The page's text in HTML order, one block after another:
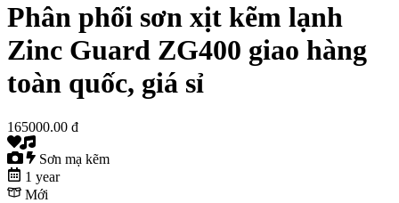
Phân phối sơn xịt kẽm lạnh
Zinc Guard ZG400 giao hàng
toàn quốc, giá sỉ
165000.00 đ
Sơn mạ kẽm
1 year
Mới